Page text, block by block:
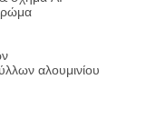
αλουμινίου